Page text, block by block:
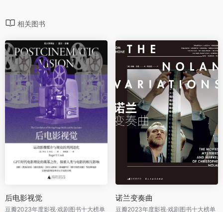
相关图书
后电影视觉
豆瓣2023年度影视·戏剧图书十大榜单
诺兰变奏曲
豆瓣2023年度影视·戏剧图书十大榜单